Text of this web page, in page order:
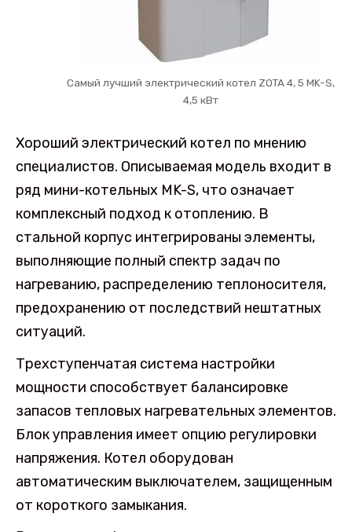
Самый лучший электрический котел ZOTA 4, 5 MK-S,
4,5 кВт
Хороший электрический котел по мнению
специалистов. Описываемая модель входит в
ряд мини-котельных MK-S, что означает
комплексный подход к отоплению. В
стальной корпус интегрированы элементы,
выполняющие полный спектр задач по
нагреванию, распределению теплоносителя,
предохранению от последствий нештатных
ситуаций.
Трехступенчатая система настройки
мощности способствует балансировке
запасов тепловых нагревательных элементов.
Блок управления имеет опцию регулировки
напряжения. Котел оборудован
автоматическим выключателем, защищенным
от короткого замыкания.